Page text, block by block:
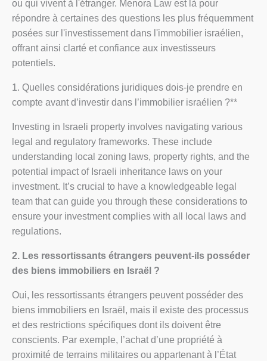
ou qui vivent à l'étranger. Menora Law est là pour
répondre à certaines des questions les plus fréquemment
posées sur l'investissement dans l'immobilier israélien,
offrant ainsi clarté et confiance aux investisseurs
potentiels.
1. Quelles considérations juridiques dois-je prendre en
compte avant d’investir dans l’immobilier israélien ?**
Investing in Israeli property involves navigating various
legal and regulatory frameworks. These include
understanding local zoning laws, property rights, and the
potential impact of Israeli inheritance laws on your
investment. It’s crucial to have a knowledgeable legal
team that can guide you through these considerations to
ensure your investment complies with all local laws and
regulations.
2. Les ressortissants étrangers peuvent-ils posséder
des biens immobiliers en Israël ?
Oui, les ressortissants étrangers peuvent posséder des
biens immobiliers en Israël, mais il existe des processus
et des restrictions spécifiques dont ils doivent être
conscients. Par exemple, l’achat d’une propriété à
proximité de terrains militaires ou appartenant à l’État